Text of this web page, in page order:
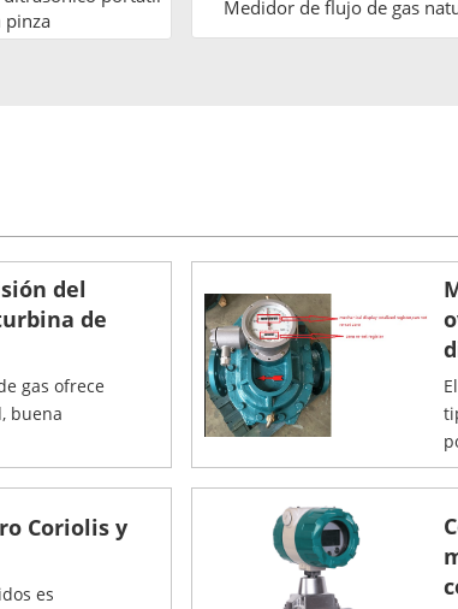
pinza
Medidor de flujo de gas
del
de
gas ofrece
buena
Coriolis y
es